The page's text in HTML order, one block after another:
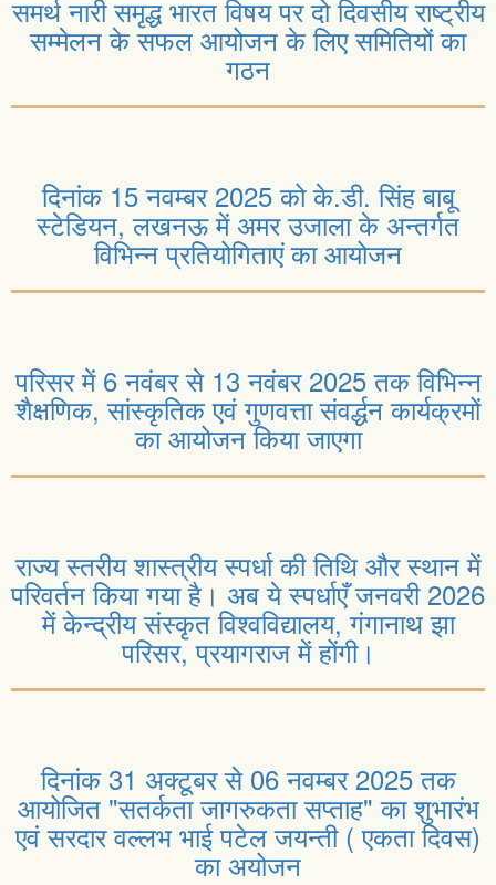
समर्थ नारी समृद्ध भारत विषय पर दो दिवसीय राष्ट्रीय
सम्मेलन के सफल आयोजन के लिए समितियों का
गठन
दिनांक 15 नवम्बर 2025 को के.डी. सिंह बाबू
स्टेडियन, लखनऊ में अमर उजाला के अन्तर्गत
विभिन्न प्रतियोगिताएं का आयोजन
परिसर में 6 नवंबर से 13 नवंबर 2025 तक विभिन्न
शैक्षणिक, सांस्कृतिक एवं गुणवत्ता संवर्द्धन कार्यक्रमों
का आयोजन किया जाएगा
राज्य स्तरीय शास्त्रीय स्पर्धा की तिथि और स्थान में
परिवर्तन किया गया है। अब ये स्पर्धाएँ जनवरी 2026
में केन्द्रीय संस्कृत विश्वविद्यालय, गंगानाथ झा
परिसर, प्रयागराज में होंगी।
दिनांक 31 अक्टूबर से 06 नवम्बर 2025 तक
आयोजित "सतर्कता जागरुकता सप्ताह" का शुभारंभ
एवं सरदार वल्लभ भाई पटेल जयन्ती ( एकता दिवस)
का अयोजन